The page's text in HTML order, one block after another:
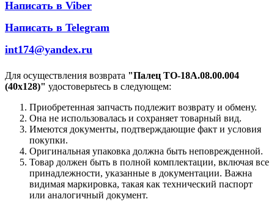
Написать в Viber
Написать в Telegram
int174@yandex.ru
Для осуществления возврата "Палец ТО-18А.08.00.004
(40х128)" удостоверьтесь в следующем:
Приобретенная запчасть подлежит возврату и обмену.
Она не использовалась и сохраняет товарный вид.
Имеются документы, подтверждающие факт и условия
покупки.
Оригинальная упаковка должна быть неповрежденной.
Товар должен быть в полной комплектации, включая все
принадлежности, указанные в документации. Важна
видимая маркировка, такая как технический паспорт
или аналогичный документ.